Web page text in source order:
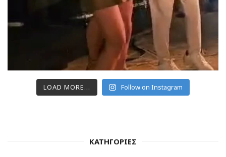
LOAD MORE... Follow on Instagram
ΚΑΤΗΓΟΡΙΕΣ